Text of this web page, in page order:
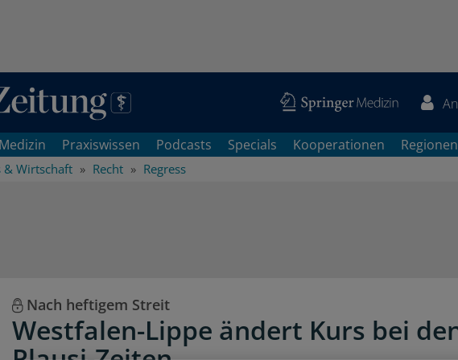
Medizin Praxiswissen Podcasts Specials Kooperationen Regionen
& Wirtschaft Recht Regress
Nach heftigem Streit
Westfalen-Lippe ändert Kurs bei